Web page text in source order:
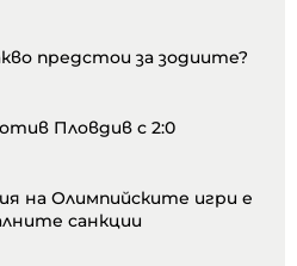
предстои за зодиите?
Пловдив с 2:0
на Олимпийските игри е
санкции